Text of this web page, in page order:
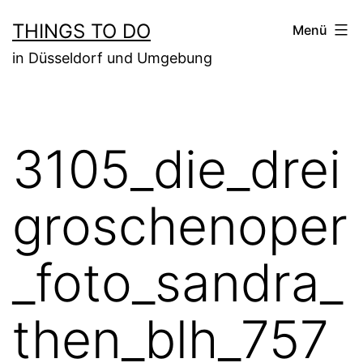
Inhalt
springen
THINGS TO DO
in Düsseldorf und Umgebung
Menü
3105_die_drei
groschenoper
_foto_sandra_
then_blh_757